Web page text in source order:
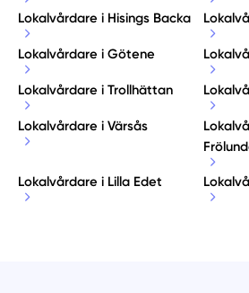
Lokalvårdare i Hisings Backa
Lokalvårdare i Götene
Lokalvårdare i Trollhättan
Lokalvårdare i Värsås
Lokalvårdare i Lilla Edet